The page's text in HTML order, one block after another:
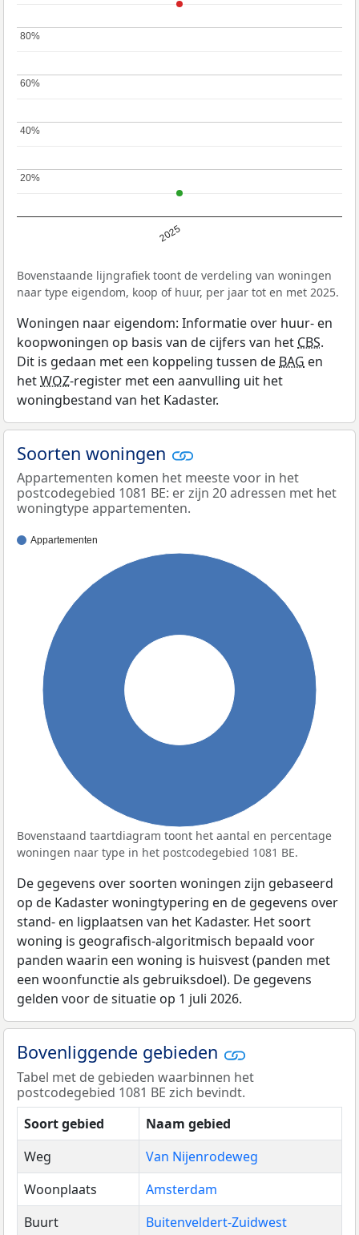
2025
20%
20%
40%
40%
60%
60%
80%
80%
Bovenstaande lijngrafiek toont de verdeling van woningen
naar type eigendom, koop of huur, per jaar tot en met 2025.
Woningen naar eigendom: Informatie over huur- en
koopwoningen op basis van de cijfers van het CBS.
Dit is gedaan met een koppeling tussen de BAG en
hetWOZ-register met een aanvulling uit het
woningbestand van het Kadaster.
Soorten woningen
Appartementen komen het meeste voor in het
postcodegebied 1081 BE: er zijn 20 adressen met het
woningtype appartementen.
Appartementen
Bovenstaand taartdiagram toont het aantal en percentage
woningen naar type in het postcodegebied 1081 BE.
De gegevens over soorten woningen zijn gebaseerd
op de Kadaster woningtypering en de gegevens over
stand- en ligplaatsen van het Kadaster. Het soort
woning is geografisch-algoritmisch bepaald voor
panden waarin een woning is huisvest (panden met
een woonfunctie als gebruiksdoel). De gegevens
gelden voor de situatie op 1 juli 2026.
Bovenliggende gebieden
Tabel met de gebieden waarbinnen het
postcodegebied 1081 BE zich bevindt.
Soort gebied
Naam gebied
Weg
Van Nijenrodeweg
Woonplaats
Amsterdam
Buurt
Buitenveldert-Zuidwest